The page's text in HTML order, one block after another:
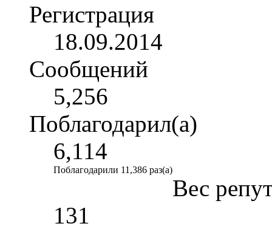
Регистрация
18.09.2014
Сообщений
5,256
Поблагодарил(а)
6,114
Поблагодарили 11,386 раз(а)
Вес
131